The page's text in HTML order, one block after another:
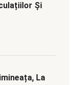
Și
La